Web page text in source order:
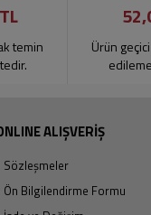
temin
Ürün
ALIŞVERİŞ
Sözleşmeler
Ön Bilgilendirme Formu